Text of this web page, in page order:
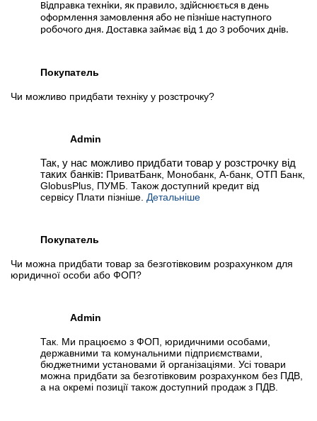
Відправка техніки, як правило, здійснюється в день
оформлення замовлення або не пізніше наступного
робочого дня. Доставка займає від 1 до 3 робочих днів.
Покупатель
Чи можливо придбати техніку у розстрочку?
Admin
Так, у нас можливо придбати товар у розстрочку від
таких банків: ПриватБанк, Монобанк, А-банк, ОТП Банк,
GlobusPlus, ПУМБ. Також доступний кредит від
сервісу Плати пізніше. Детальніше
Покупатель
Чи можна придбати товар за безготівковим розрахунком для
юридичної особи або ФОП?
Admin
Так. Ми працюємо з ФОП, юридичними особами,
державними та комунальними підприємствами,
бюджетними установами й організаціями. Усі товари
можна придбати за безготівковим розрахунком без ПДВ,
а на окремі позиції також доступний продаж з ПДВ.